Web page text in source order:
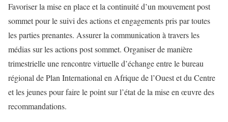
Favoriser la mise en place et la continuité d’un mouvement post
sommet pour le suivi des actions et engagements pris par toutes
les parties prenantes. Assurer la communication à travers les
médias sur les actions post sommet. Organiser de manière
trimestrielle une rencontre virtuelle d’échange entre le bureau
régional de Plan International en Afrique de l’Ouest et du Centre
et les jeunes pour faire le point sur l’état de la mise en œuvre des
recommandations.